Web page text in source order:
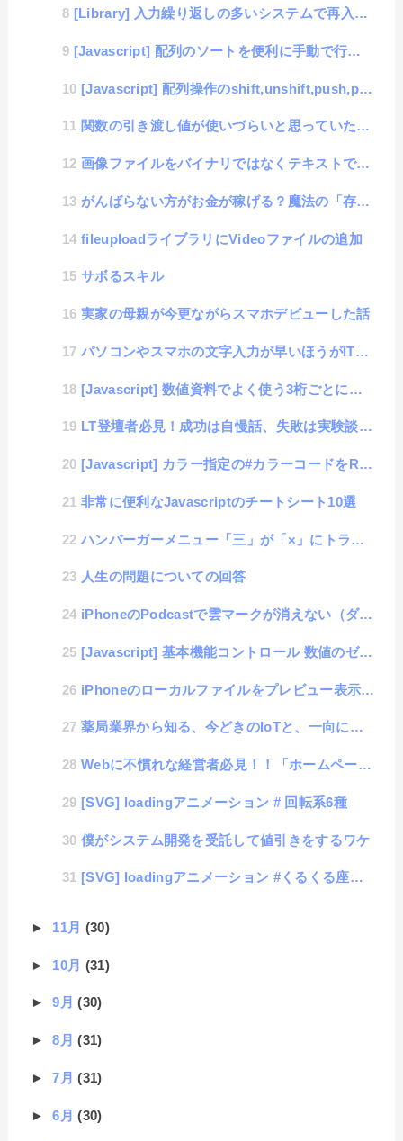
[Library] 入力繰り返しの多いシステムで再入力が楽になる「Input-cache」
[Javascript] 配列のソートを便利に手動で行う方法
[Javascript] 配列操作のshift,unshift,push,popが毎回めんどくさいの...
関数の引き渡し値が使いづらいと思っていたら、argumentsという便利な機能の存在を知った件
画像ファイルをバイナリではなくテキストで扱うbase64フォーマットって便利なのだろうか？
がんばらない方がお金が稼げる？魔法の「存在給」という考え方
fileuploadライブラリにVideoファイルの追加
サボるスキル
実家の母親が今更ながらスマホデビューした話
パソコンやスマホの文字入力が早いほうがITリテラシが高いという思い違い
[Javascript] 数値資料でよく使う3桁ごとにカンマを入れるアレをネイティブ関数化
LT登壇者必見！成功は自慢話、失敗は実験談として聞こえるという件
[Javascript] カラー指定の#カラーコードをRGB形式に変換する方法（その逆もあるよ）
非常に便利なJavascriptのチートシート10選
ハンバーガーメニュー「三」が「×」にトランスフォームするアレ
人生の問題についての回答
iPhoneのPodcastで雲マークが消えない（ダウンロードできない）症状の改善方法
[Javascript] 基本機能コントロール 数値のゼロパディングをベースfunctionにする方法
iPhoneのローカルファイルをプレビュー表示する際の回転してしまう問題が深刻であることに気がついた件
薬局業界から知る、今どきのIoTと、一向に進まない日本のローテク管理
Webに不慣れな経営者必見！！「ホームページを作る意味を知る」
[SVG] loadingアニメーション # 回転系6種
僕がシステム開発を受託して値引きをするワケ
[SVG] loadingアニメーション #くるくる座布団
► 11月 (30)
► 10月 (31)
►9月(30)
►8月(31)
►7月(31)
►6月(30)